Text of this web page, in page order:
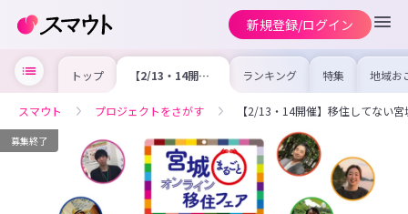
新規登録/ログイン
トップ 【2/13・14開
催】移住してない
町地元人と仲良く
なる1時間！
ランキング 特集 地域お
の求
を集め
事内容
を比較
スマウト プロジェクトをさがす 【2/13・14開催】移住してない
募集終了